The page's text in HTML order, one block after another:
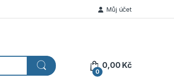
Můj účet
0
0,00 Kč